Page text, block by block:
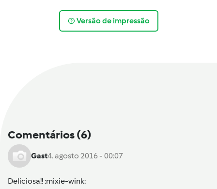
Versão de impressão
Comentários(6)
Gast4. agosto 2016 - 00:07
Deliciosa!! :mixie-wink: